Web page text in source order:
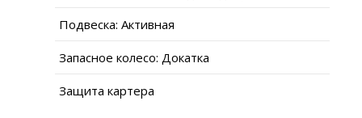
Подвеска: Активная
Запасное колесо: Докатка
Защита картера